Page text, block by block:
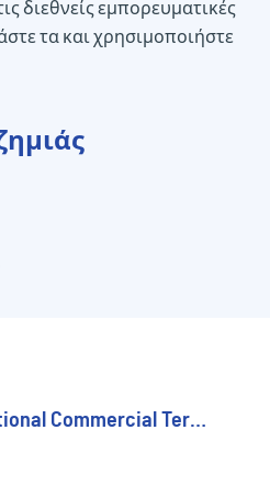
διεθνείς εμπορευματικές
τα και χρησιμοποιήστε
Commercial Ter…